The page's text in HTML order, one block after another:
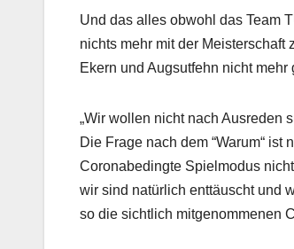
Und das alles obwohl das Team
nichts mehr mit der
Ekern und Augsutfehn nicht mehr
„Wir wollen nicht nach Ausreden
Die Frage nach dem “Warum“
Coronabedingte Spielmodus
wir sind natürlich enttäuscht und
so die sichtlich mitgenommenen